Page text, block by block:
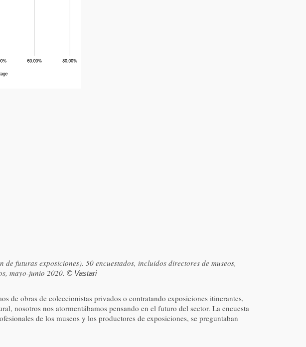
futuras exposiciones). 50 encuestados, incluidos directores de museos,
mayo-junio 2020. © Vastari
de obras de coleccionistas privados o contratando exposiciones itinerantes,
nosotros nos atormentábamos pensando en el futuro del sector. La encuesta
de los museos y los productores de exposiciones, se preguntaban